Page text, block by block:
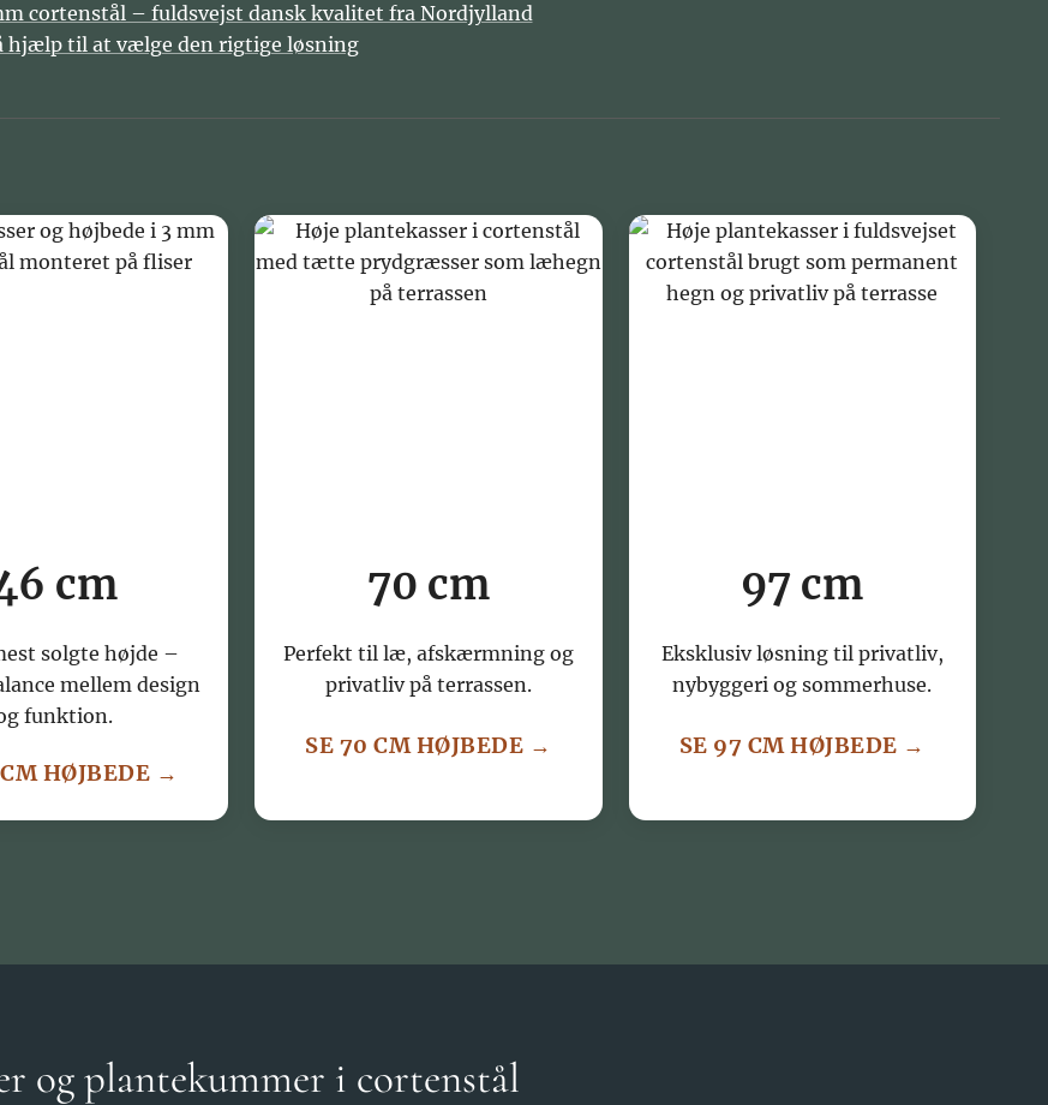
cortenstål – fuldsvejst dansk kvalitet fra Nordjylland
hjælp til at vælge den rigtige løsning
cm
solgte højde –
mellem design
funktion.
HØJBEDE →
70 cm
Perfekt til læ, afskærmning og
privatliv på terrassen.
SE 70 CM HØJBEDE →
97 cm
Eksklusiv løsning til privatliv,
nybyggeri og sommerhuse.
SE 97 CM HØJBEDE →
og plantekummer i cortenstål